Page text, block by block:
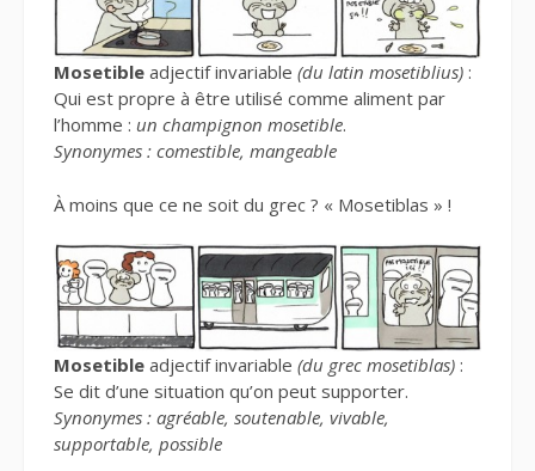
Mosetible adjectif invariable (du latin mosetiblius) :
Qui est propre à être utilisé comme aliment par
l’homme : un champignon mosetible.
Synonymes : comestible, mangeable
À moins que ce ne soit du grec ? « Mosetiblas » !
Mosetible adjectif invariable (du grec mosetiblas) :
Se dit d’une situation qu’on peut supporter.
Synonymes : agréable, soutenable, vivable,
supportable, possible